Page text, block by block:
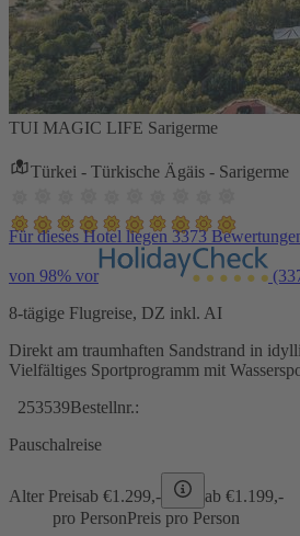
TUI MAGIC LIFE Sarigerme
Türkei - Türkische Ägäis - Sarigerme
Für dieses Hotel liegen 3373
von 98% vor
8-tägige Flugreise, DZ inkl. AI
Direkt am traumhaften Sandstrand in
Vielfältiges Sportprogramm mit
253539Bestellnr.:
Pauschalreise
Alter Preisab €1.299,- ab €1.199,-
pro PersonPreis pro Person